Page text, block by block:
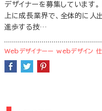
デザイナーを募集しています
上に成長業界で、全体的に人
進歩する技…
Webデザイナーー webデザイン